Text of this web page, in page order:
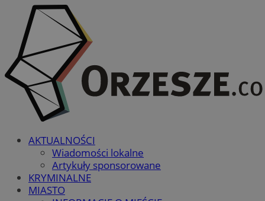
AKTUALNOŚCI
Wiadomości lokalne
Artykuły sponsorowane
KRYMINALNE
MIASTO